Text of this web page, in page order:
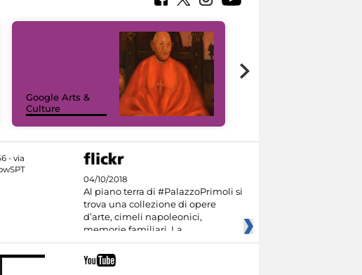
Google Arts &
Culture
04/10/2018
Al piano terra di #PalazzoPrimoli si
trova una collezione di opere
d’arte, cimeli napoleonici,
memorie familiari. La